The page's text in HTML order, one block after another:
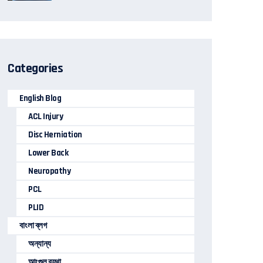
Categories
English Blog
ACL Injury
Disc Herniation
Lower Back
Neuropathy
PCL
PLID
বাংলা ব্লগ
অন্যান্য